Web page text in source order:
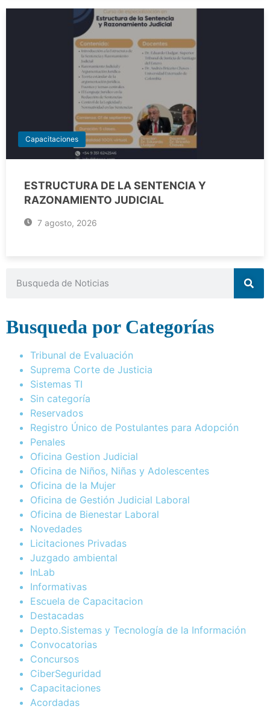
Capacitaciones
ESTRUCTURA DE LA SENTENCIA Y
RAZONAMIENTO JUDICIAL
7 agosto, 2026
Busqueda por Categorías
Tribunal de Evaluación
Suprema Corte de Justicia
Sistemas TI
Sin categoría
Reservados
Registro Único de Postulantes para Adopción
Penales
Oficina Gestion Judicial
Oficina de Niños, Niñas y Adolescentes
Oficina de la Mujer
Oficina de Gestión Judicial Laboral
Oficina de Bienestar Laboral
Novedades
Licitaciones Privadas
Juzgado ambiental
InLab
Informativas
Escuela de Capacitacion
Destacadas
Depto.Sistemas y Tecnología de la Información
Convocatorias
Concursos
CiberSeguridad
Capacitaciones
Acordadas